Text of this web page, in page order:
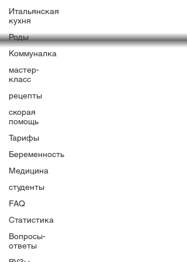
Итальянская
кухня
Роды
Коммуналка
мастер-
класс
рецепты
скорая
помощь
Тарифы
Беременность
Медицина
студенты
FAQ
Статистика
Вопросы-
ответы